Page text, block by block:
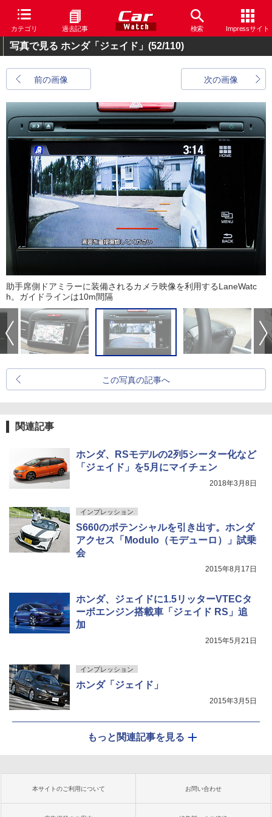
カテゴリ 過去記事 検索 Impressサイト
写真で見る ホンダ「ジェイド」 (52/110)
前の画像 次の画像
助手席側ドアミラーに装備されるカメラ映像を利用するLaneWatc
h。ガイドラインは10m間隔
この写真の記事へ
関連記事
ホンダ、RSモデルの2列5シーター化など
「ジェイド」を5月にマイチェン
2018年3月8日
インプレッション
S660のポテンシャルを引き出す。ホンダ
アクセス「Modulo（モデューロ）」試乗
会
2015年8月17日
ホンダ、ジェイドに1.5リッターVTECタ
ーボエンジン搭載車「ジェイド RS」追
加
2015年5月21日
インプレッション
ホンダ「ジェイド」
2015年3月5日
もっと関連記事を見る
本サイトのご利用について お問い合わせ